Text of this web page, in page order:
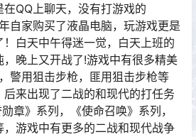
QQ上聊天，没有打游戏的
自家购买了液晶电脑，玩游戏更是
白天中午得迷一觉，白天上班的
晚上又开战了!游戏中有很多精美
警用狙击步枪，匪用狙击步枪等
来出现了二战的和现代的打任务
章》系列，《使命召唤》系列，
，游戏中有更多的二战和现代战争